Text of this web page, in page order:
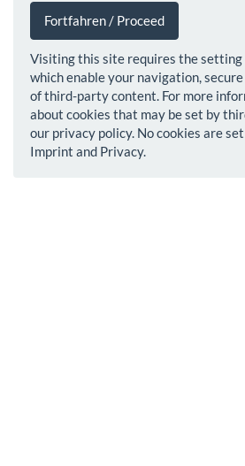
Fortfahren / Proceed
Visiting this site requires the setting
which enable your navigation,
of third-party content. For more
about cookies that may be set by
our privacy policy. No cookies are
Imprint and Privacy.